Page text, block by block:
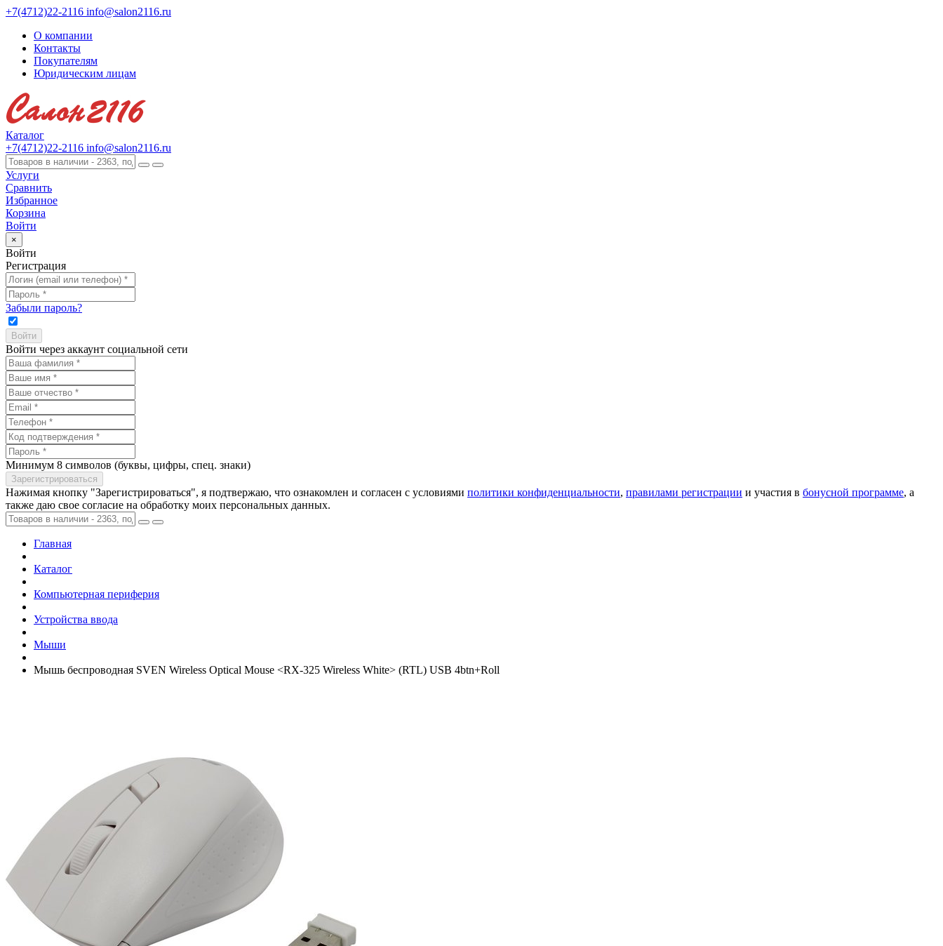
+7(4712)22-2116 info@salon2116.ru
О компании
Контакты
Покупателям
Юридическим лицам
Каталог
+7(4712)22-2116 info@salon2116.ru
Услуги
Сравнить
Избранное
Корзина
Войти
×
Войти
Регистрация
Забыли пароль?
Войти через аккаунт социальной сети
Минимум 8 символов (буквы, цифры, спец. знаки)
Нажимая кнопку "Зарегистрироваться", я подтвержаю, что ознакомлен и согласен с условиями политики конфиденциальности, правилами регистрации и участия в бонусной программе, а
также даю свое согласие на обработку моих персональных данных.
Главная
Каталог
Компьютерная периферия
Устройства ввода
Мыши
Мышь беспроводная SVEN Wireless Optical Mouse <RX-325 Wireless White> (RTL) USB 4btn+­Roll